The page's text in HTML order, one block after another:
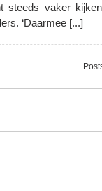
steeds vaker
‘Daarmee [...]